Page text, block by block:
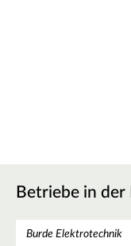
Betriebe in der
Burde Elektrotechnik